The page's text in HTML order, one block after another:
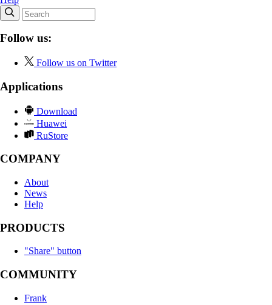
Follow us:
Follow us on Twitter
Applications
Download
Huawei
RuStore
COMPANY
About
News
Help
PRODUCTS
"Share" button
COMMUNITY
Frank